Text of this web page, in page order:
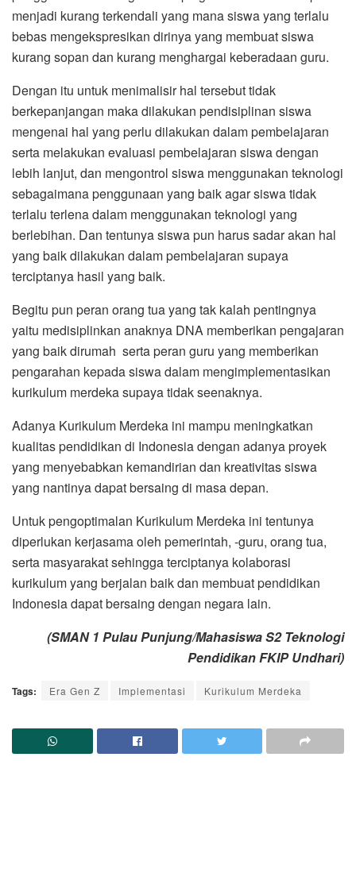
menjadi kurang terkendali yang mana siswa yang terlalu
bebas mengekspresikan dirinya yang membuat siswa
kurang sopan dan kurang menghargai keberadaan guru.
Dengan itu untuk menimalisir hal tersebut tidak
berkepanjangan maka dilakukan pendisiplinan siswa
mengenai hal yang perlu dilakukan dalam pembelajaran
serta melakukan evaluasi pembelajaran siswa dengan
lebih lanjut, dan mengontrol siswa menggunakan teknologi
sebagaimana penggunaan yang baik agar siswa tidak
terlalu terlena dalam menggunakan teknologi yang
berlebihan. Dan tentunya siswa pun harus sadar akan hal
yang baik dilakukan dalam pembelajaran supaya
terciptanya hasil yang baik.
Begitu pun peran orang tua yang tak kalah pentingnya
yaitu medisiplinkan anaknya DNA memberikan pengajaran
yang baik dirumah serta peran guru yang memberikan
pengarahan kepada siswa dalam mengimplementasikan
kurikulum merdeka supaya tidak seenaknya.
Adanya Kurikulum Merdeka ini mampu meningkatkan
kualitas pendidikan di Indonesia dengan adanya proyek
yang menyebabkan kemandirian dan kreativitas siswa
yang nantinya dapat bersaing di masa depan.
Untuk pengoptimalan Kurikulum Merdeka ini tentunya
diperlukan kerjasama oleh pemerintah, -guru, orang tua,
serta masyarakat sehingga terciptanya kolaborasi
kurikulum yang berjalan baik dan membuat pendidikan
Indonesia dapat bersaing dengan negara lain.
(SMAN 1 Pulau Punjung/Mahasiswa S2 Teknologi
Pendidikan FKIP Undhari)
Tags: Era Gen Z Implementasi Kurikulum Merdeka